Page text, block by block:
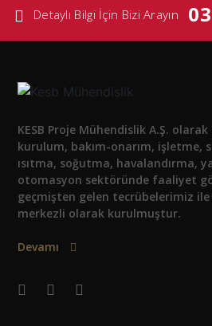
Detaylı Bilgi İçin Bizi Arayın
KESB Proje Mühendislik A.Ş.
kurulum, bakım-onarım, işletme,
ısıtma, soğutma, havalandırma,
otomasyon sektöründe faaliyet
geçmişten gelen tecrübelerimiz
merkezli olarak kurulmuştur.
Devamı